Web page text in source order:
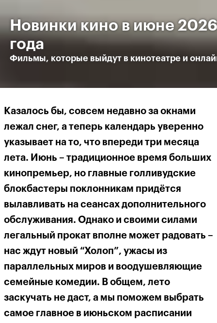
Новинки кино в июне 2026
года
Фильмы, которые выйдут в кинотеатре и
Казалось бы, совсем недавно за окнами
лежал снег, а теперь календарь уверенно
указывает на то, что впереди три месяца
лета. Июнь – традиционное время больших
кинопремьер, но главные голливудские
блокбастеры поклонникам придётся
вылавливать на сеансах дополнительного
обслуживания. Однако и своими силами
легальный прокат вполне может радовать –
нас ждут новый “Холоп”, ужасы из
параллельных миров и воодушевляющие
семейные комедии. В общем, лето
заскучать не даст, а мы поможем выбрать
самое главное в июньском расписании